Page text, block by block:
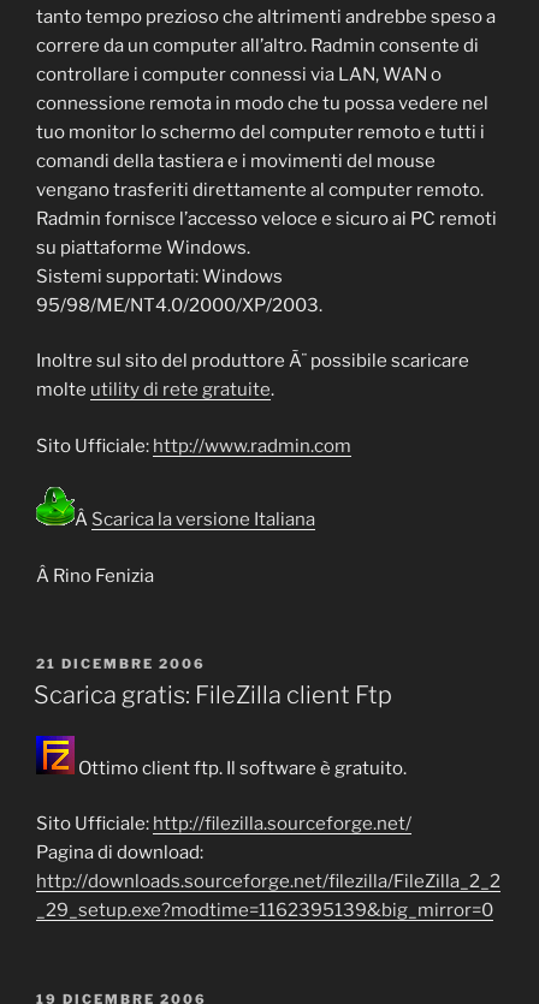
tanto tempo prezioso che altrimenti andrebbe speso a
correre da un computer all’altro. Radmin consente di
controllare i computer connessi via LAN, WAN o
connessione remota in modo che tu possa vedere nel
tuo monitor lo schermo del computer remoto e tutti i
comandi della tastiera e i movimenti del mouse
vengano trasferiti direttamente al computer remoto.
Radmin fornisce l’accesso veloce e sicuro ai PC remoti
su piattaforme Windows.
Sistemi supportati: Windows
95/98/ME/NT4.0/2000/XP/2003.
Inoltre sul sito del produttore Ã¨ possibile scaricare
molte utility di rete gratuite.
Sito Ufficiale: http://www.radmin.com
Â Scarica la versione Italiana
Â Rino Fenizia
PUBBLICATO
IL
21 DICEMBRE 2006
Scarica gratis: FileZilla client Ftp
Ottimo client ftp. Il software è gratuito.
Sito Ufficiale: http://filezilla.sourceforge.net/
Pagina di download:
http://downloads.sourceforge.net/filezilla/FileZilla_2_2
_29_setup.exe?modtime=1162395139&big_mirror=0
PUBBLICATO
19 DICEMBRE 2006